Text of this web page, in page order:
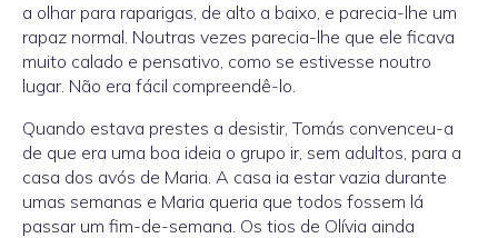
a olhar para raparigas, de alto a baixo, e parecia-lhe um
rapaz normal. Noutras vezes parecia-lhe que ele ficava
muito calado e pensativo, como se estivesse noutro
lugar. Não era fácil compreendê-lo.
Quando estava prestes a desistir, Tomás convenceu-a
de que era uma boa ideia o grupo ir, sem adultos, para a
casa dos avós de Maria. A casa ia estar vazia durante
umas semanas e Maria queria que todos fossem lá
passar um fim-de-semana. Os tios de Olívia ainda